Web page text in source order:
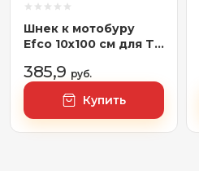
Шнек к мотобуру
Efco 10х100 см для TR
385,9 руб.
Купить